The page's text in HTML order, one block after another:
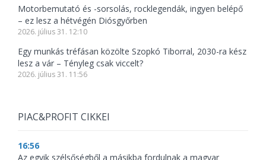
Motorbemutató és -sorsolás, rocklegendák, ingyen belépő
– ez lesz a hétvégén Diósgyőrben
2026. július 31. 12:10
Egy munkás tréfásan közölte Szopkó Tiborral, 2030-ra kész
lesz a vár – Tényleg csak viccelt?
2026. július 31. 11:56
PIAC&PROFIT CIKKEI
16:56
Az egyik szélsőségből a másikba fordulnak a magyar